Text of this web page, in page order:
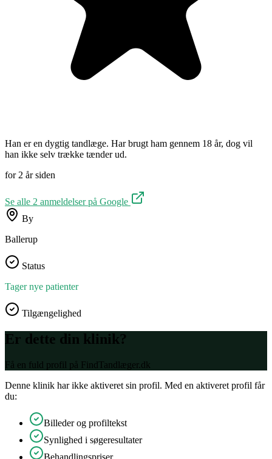
Han er en dygtig tandlæge. Har brugt ham gennem 18 år, dog vil
han ikke selv trække tænder ud.
for 2 år siden
Se alle 2 anmeldelser på Google
By
Ballerup
Status
Tager nye patienter
Tilgængelighed
Er dette din klinik?
Få en fuld profil på FindTandlæger.dk
Denne klinik har ikke aktiveret sin profil. Med en aktiveret profil får
du:
Billeder og profiltekst
Synlighed i søgeresultater
Behandlingspriser